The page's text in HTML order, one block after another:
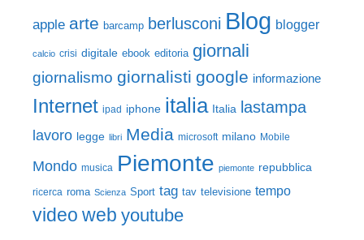
apple arte barcamp berlusconi Blog blogger
calcio crisi digitale ebook editoria giornali
giornalismo giornalisti google informazione
Internet ipad iphone italia Italia lastampa
lavoro legge libri Media microsoft milano Mobile
Mondo musica Piemonte piemonte repubblica
ricerca roma Scienza Sport tag tav televisione tempo
video web youtube